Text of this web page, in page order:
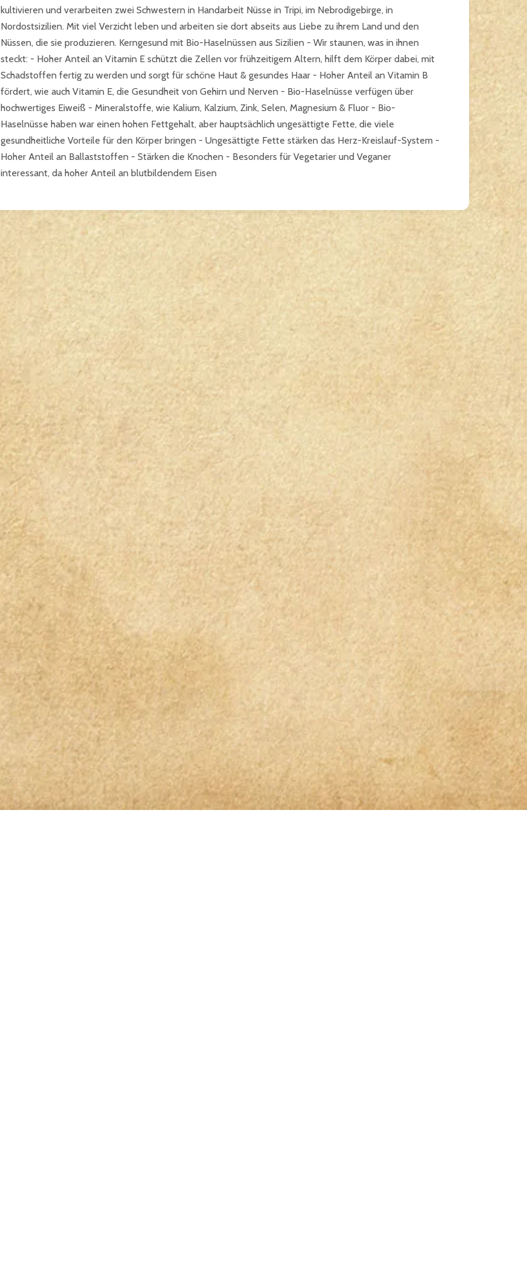
kultivieren und verarbeiten zwei Schwestern in Handarbeit Nüsse in Tripi, im Nebrodigebirge, in
Nordostsizilien. Mit viel Verzicht leben und arbeiten sie dort abseits aus Liebe zu ihrem Land und den
Nüssen, die sie produzieren. Kerngesund mit Bio-Haselnüssen aus Sizilien - Wir staunen, was in ihnen
steckt: - Hoher Anteil an Vitamin E schützt die Zellen vor frühzeitigem Altern, hilft dem Körper dabei, mit
Schadstoffen fertig zu werden und sorgt für schöne Haut & gesundes Haar - Hoher Anteil an Vitamin B
fördert, wie auch Vitamin E, die Gesundheit von Gehirn und Nerven - Bio-Haselnüsse verfügen über
hochwertiges Eiweiß - Mineralstoffe, wie Kalium, Kalzium, Zink, Selen, Magnesium & Fluor - Bio-
Haselnüsse haben war einen hohen Fettgehalt, aber hauptsächlich ungesättigte Fette, die viele
gesundheitliche Vorteile für den Körper bringen - Ungesättigte Fette stärken das Herz-Kreislauf-System -
Hoher Anteil an Ballaststoffen - Stärken die Knochen - Besonders für Vegetarier und Veganer
interessant, da hoher Anteil an blutbildendem Eisen